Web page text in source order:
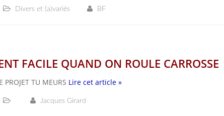
Divers et (a)variés BF
FACILE QUAND ON ROULE CARROSSE
PROJET TU MEURS Lire cet article »
Jacques Girard